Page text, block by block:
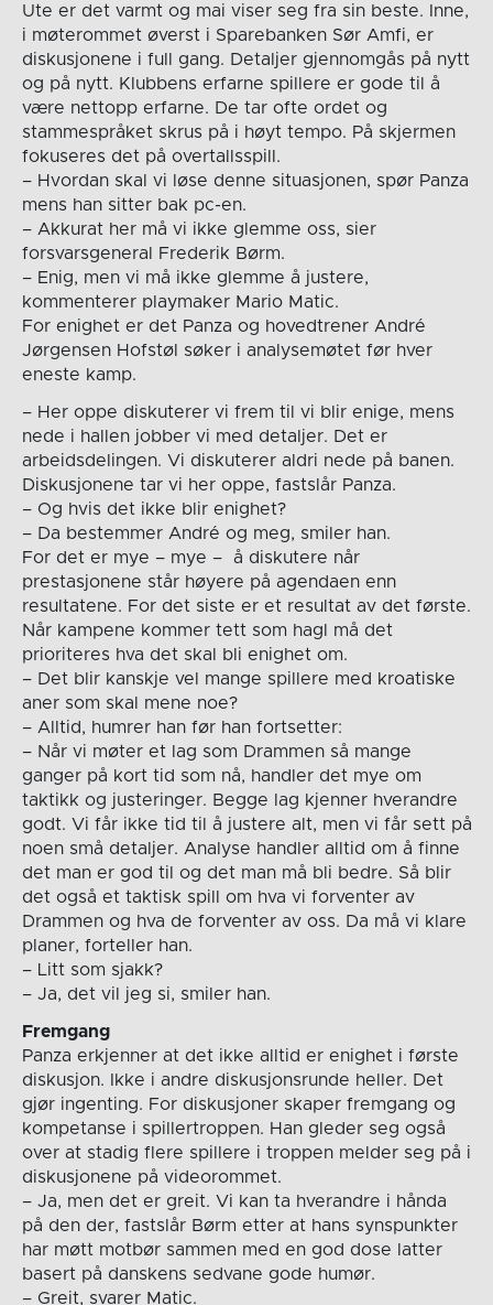
Ute er det varmt og mai viser seg fra sin beste. Inne,
i møterommet øverst i Sparebanken Sør Amfi, er
diskusjonene i full gang. Detaljer gjennomgås på nytt
og på nytt. Klubbens erfarne spillere er gode til å
være nettopp erfarne. De tar ofte ordet og
stammespråket skrus på i høyt tempo. På skjermen
fokuseres det på overtallsspill.
– Hvordan skal vi løse denne situasjonen, spør Panza
mens han sitter bak pc-en.
– Akkurat her må vi ikke glemme oss, sier
forsvarsgeneral Frederik Børm.
– Enig, men vi må ikke glemme å justere,
kommenterer playmaker Mario Matic.
For enighet er det Panza og hovedtrener André
Jørgensen Hofstøl søker i analysemøtet før hver
eneste kamp.
– Her oppe diskuterer vi frem til vi blir enige, mens
nede i hallen jobber vi med detaljer. Det er
arbeidsdelingen. Vi diskuterer aldri nede på banen.
Diskusjonene tar vi her oppe, fastslår Panza.
– Og hvis det ikke blir enighet?
– Da bestemmer André og meg, smiler han.
For det er mye – mye – å diskutere når
prestasjonene står høyere på agendaen enn
resultatene. For det siste er et resultat av det første.
Når kampene kommer tett som hagl må det
prioriteres hva det skal bli enighet om.
– Det blir kanskje vel mange spillere med kroatiske
aner som skal mene noe?
– Alltid, humrer han før han fortsetter:
– Når vi møter et lag som Drammen så mange
ganger på kort tid som nå, handler det mye om
taktikk og justeringer. Begge lag kjenner hverandre
godt. Vi får ikke tid til å justere alt, men vi får sett på
noen små detaljer. Analyse handler alltid om å finne
det man er god til og det man må bli bedre. Så blir
det også et taktisk spill om hva vi forventer av
Drammen og hva de forventer av oss. Da må vi klare
planer, forteller han.
– Litt som sjakk?
– Ja, det vil jeg si, smiler han.
Fremgang
Panza erkjenner at det ikke alltid er enighet i første
diskusjon. Ikke i andre diskusjonsrunde heller. Det
gjør ingenting. For diskusjoner skaper fremgang og
kompetanse i spillertroppen. Han gleder seg også
over at stadig flere spillere i troppen melder seg på i
diskusjonene på videorommet.
– Ja, men det er greit. Vi kan ta hverandre i hånda
på den der, fastslår Børm etter at hans synspunkter
har møtt motbør sammen med en god dose latter
basert på danskens sedvane gode humør.
– Greit, svarer Matic.